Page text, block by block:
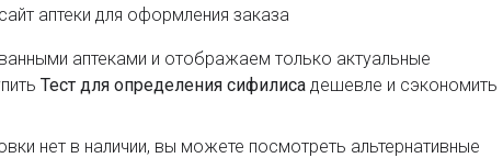
аптеки для оформления заказа
аптеками и отображаем только актуальные
Тест для определения сифилиса дешевле и сэкономить
нет в наличии, вы можете посмотреть альтернативные